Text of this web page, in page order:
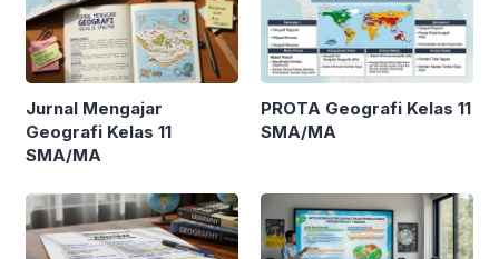
Jurnal Mengajar
Geografi Kelas 11
SMA/MA
PROTA Geografi Kelas 11
SMA/MA